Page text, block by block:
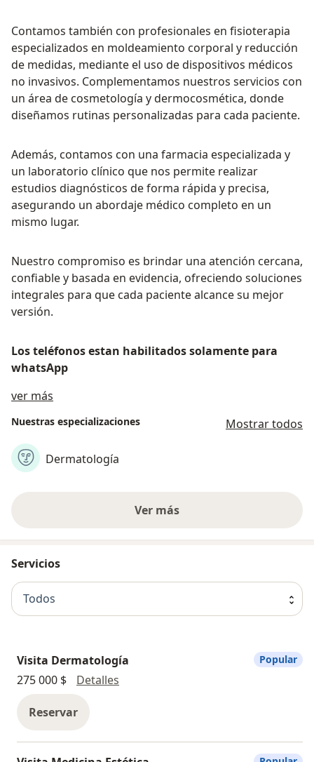
Contamos también con profesionales en fisioterapia
especializados en moldeamiento corporal y reducción
de medidas, mediante el uso de dispositivos médicos
no invasivos. Complementamos nuestros servicios con
un área de cosmetología y dermocosmética, donde
diseñamos rutinas personalizadas para cada paciente.
Además, contamos con una farmacia especializada y
un laboratorio clínico que nos permite realizar
estudios diagnósticos de forma rápida y precisa,
asegurando un abordaje médico completo en un
mismo lugar.
Nuestro compromiso es brindar una atención cercana,
confiable y basada en evidencia, ofreciendo soluciones
integrales para que cada paciente alcance su mejor
versión.
Los teléfonos estan habilitados solamente para
whatsApp
ver más
Nuestras especializaciones Mostrar todos
Dermatología
Ver más
Servicios
Todos
Visita Dermatología
275 000 $
Detalles
Reservar
Popular